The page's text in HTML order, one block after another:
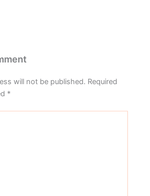
will not be published. Required
*